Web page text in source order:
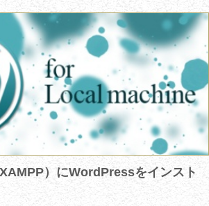
）にWordPressをインスト